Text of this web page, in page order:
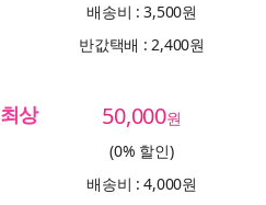
배송비 : 3,500원
반값택배 : 2,400원
최상 50,000원
(0% 할인)
배송비 : 4,000원